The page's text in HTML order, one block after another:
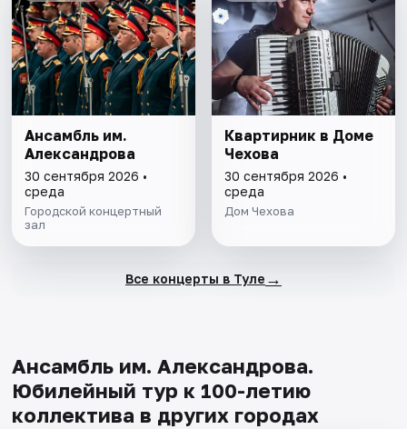
Ансамбль им.
Александрова
30 сентября 2026 •
среда
Городской концертный
зал
Квартирник в Доме
Чехова
30 сентября 2026 •
среда
Дом Чехова
Все концерты в Туле →
Ансамбль им. Александрова.
Юбилейный тур к 100-летию
коллектива в других городах